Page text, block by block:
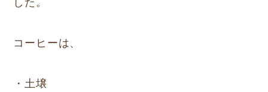
した。
コーヒーは、
・土壌